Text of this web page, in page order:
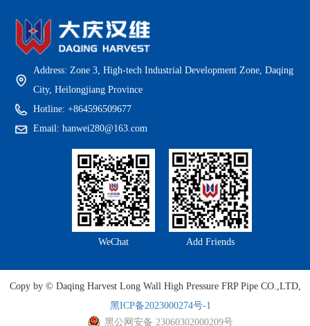
Address: Zone 3, High-tech Industrial Development Zone, Daqing
City, Heilongjiang Province
Hotline: +864596509677
Email: hanwei280@163.com
WeChat Add Friends
Copy by © Daqing Harvest Long Wall High Pressure FRP Pipe CO.,LTD,
黑ICP备2023000274号-1
黑公网安备 23060302000209号